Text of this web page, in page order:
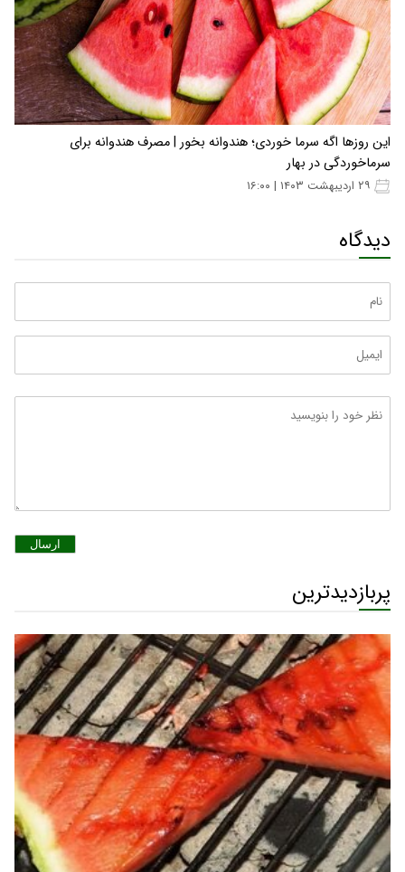
این روزها اگه سرما خوردی؛ هندوانه بخور | مصرف هندوانه برای
سرماخوردگی در بهار
دیدگاه
ارسال
پربازدیدترین